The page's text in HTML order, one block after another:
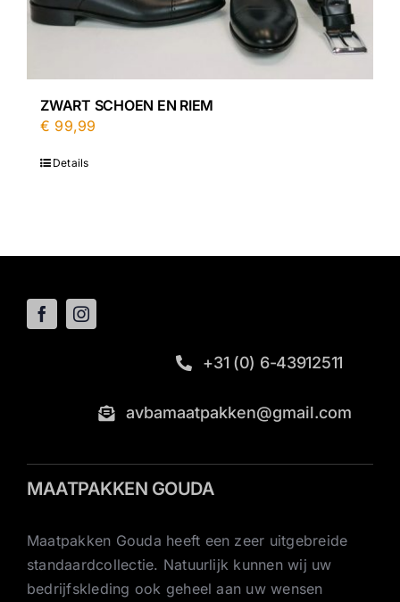
ZWART SCHOEN EN RIEM
€ 99,99
Details
+31 (0) 6-43912511
avbamaatpakken@gmail.com
MAATPAKKEN GOUDA
Maatpakken Gouda heeft een zeer uitgebreide
standaardcollectie. Natuurlijk kunnen wij uw
bedrijfskleding ook geheel aan uw wensen